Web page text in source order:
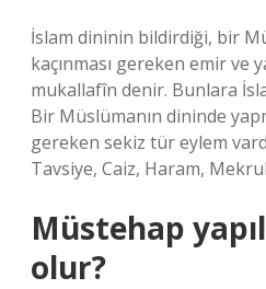
İslam dininin bildirdiği, bir
kaçınması gereken emir ve
mukallafîn denir. Bunlara
Bir Müslümanın dininde
gereken sekiz tür eylem
Tavsiye, Caiz, Haram,
Müstehap
olur?